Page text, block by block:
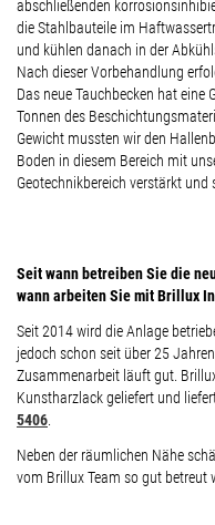
abschließenden
die Stahlbauteile im
und kühlen danach in der
Nach dieser Vorbehandlung
Das neue Tauchbecken hat
Tonnen des
Gewicht mussten wir den
Boden in diesem Bereich mit
Geotechnikbereich verstärkt und
Seit wann betreiben Sie die
wann arbeiten Sie mit Brillux
Seit 2014 wird die Anlage
jedoch schon seit über 25
Zusammenarbeit läuft gut.
Kunstharzlack geliefert und
5406
Neben der räumlichen Nähe
vom Brillux Team so gut betreut